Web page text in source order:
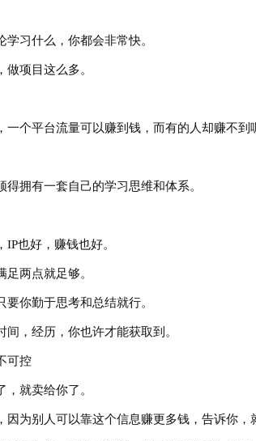
习什么，你都会非常快。
项目这么多。
个平台流量可以赚到钱，而有的人却赚不到
拥有一套自己的学习思维和体系。
也好，赚钱也好。
两点就足够。
你勤于思考和总结就行。
，经历，你也许才能获取到。
可控
就卖给你了。
别人可以靠这个信息赚更多钱，告诉你，